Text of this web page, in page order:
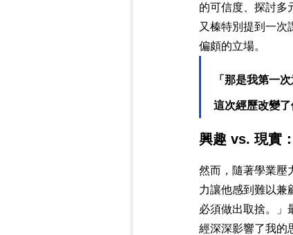
的可信度、探討多
又榛特別提到一次
偏頗的立場。
「那是我
這次經歷改變
興趣 vs. 現實
然而，隨著學業壓
力讓他感到難以兼
必須做出取捨。」
經深深影響了我的